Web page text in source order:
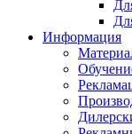
Информация